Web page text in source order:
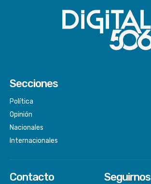
Secciones
Política
Opinión
Nacionales
Internacionales
Contacto Seguirnos